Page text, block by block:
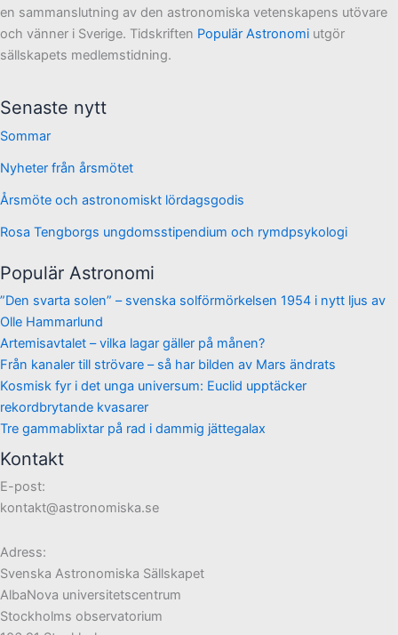
en sammanslutning av den astronomiska vetenskapens utövare
och vänner i Sverige. Tidskriften Populär Astronomi utgör
sällskapets medlemstidning.
Senaste nytt
Sommar
Nyheter från årsmötet
Årsmöte och astronomiskt lördagsgodis
Rosa Tengborgs ungdomsstipendium och rymdpsykologi
Populär Astronomi
”Den svarta solen” – svenska solförmörkelsen 1954 i nytt ljus av
Olle Hammarlund
Artemisavtalet – vilka lagar gäller på månen?
Från kanaler till strövare – så har bilden av Mars ändrats
Kosmisk fyr i det unga universum: Euclid upptäcker
rekordbrytande kvasarer
Tre gammablixtar på rad i dammig jättegalax
Kontakt
E-post:
kontakt@astronomiska.se
Adress:
Svenska Astronomiska Sällskapet
AlbaNova universitetscentrum
Stockholms observatorium